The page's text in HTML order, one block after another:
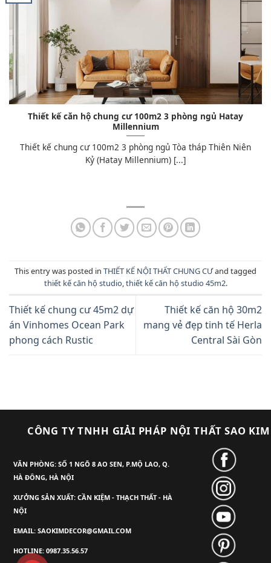
Thiết kế căn hộ chung cư 100m2 3 phòng ngủ Hatay
Millennium
Thiết kế chung cư 100m2 3 phòng ngủ Tòa tháp Thiên Niên
Kỷ (Hatay Millennium) [...]
This entry was posted in THIẾT KẾ NỘI THẤT CHUNG CƯand tagged
thiết kế căn hộ studio,thiết kế căn hộ studio 45m2.
Thiết kế chung cư 45m2 dự
án Vinhomes Ocean Park
phong cách Rustic
Thiết kế căn hộ 30m2
mang vẻ đẹp tinh tế Herla
Central Sài Gòn
CÔNG TY TNHH GIẢI PHÁP NỘI THẤT SAO KIM
VĂN PHÒNG: SỐ 1 NGÕ 8 AO SEN, P.MỘ LAO, Q.
HÀ ĐÔNG, HÀ NỘI
XƯỞNG SẢN XUẤT: CẦN KIỆM - THẠCH THẤT - HÀ
NỘI
EMAIL: SAOKIMDECOR@GMAIL.COM
HOTLINE: 0987.35.56.57